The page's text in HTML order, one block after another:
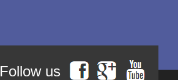
Follow us